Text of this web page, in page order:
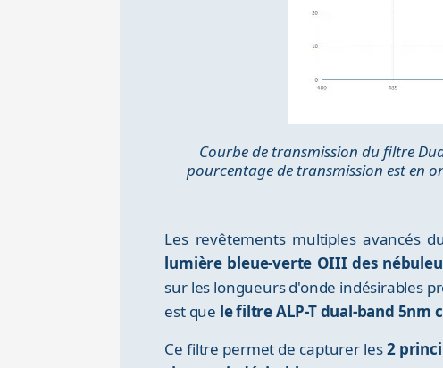
Courbe de transmission du filtre
pourcentage de transmission est en
Les revêtements multiples avancés
lumière bleue-verte OIII des
sur les longueurs d'onde indésirables
est que le filtre ALP-T dual-band
Ce filtre permet de capturer les2